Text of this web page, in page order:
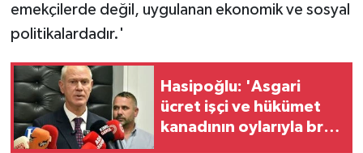
emekçilerde değil, uygulanan ekonomik ve sosyal
politikalardadır.'
Hasipoğlu: 'Asgari
ücret işçi ve hükümet
kanadının oylarıyla brüt